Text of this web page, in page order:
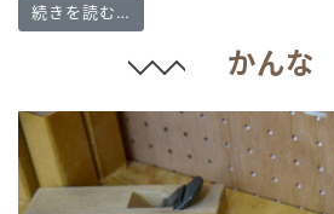
続きを読む…
かんな